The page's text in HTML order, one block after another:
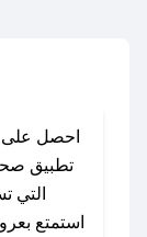
احصل على
تطبيق
التي
استمتع